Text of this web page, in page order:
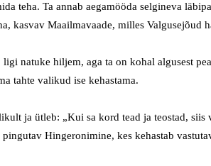
teha. Ta annab aegamööda selgineva
kasvav Maailmavaade, milles Valgusejõud
ligi natuke hiljem, aga ta on kohal algusest
tahte valikud ise kehastama.
ja ütleb: „Kui sa kord tead ja teostad, siis
pingutav Hingeronimine, kes kehastab